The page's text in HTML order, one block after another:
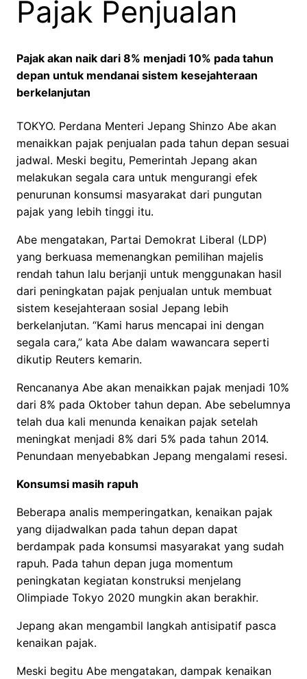
Pajak Penjualan
Pajak akan naik dari 8% menjadi 10% pada tahun
depan untuk mendanai sistem kesejahteraan
berkelanjutan
TOKYO. Perdana Menteri Jepang Shinzo Abe akan
menaikkan pajak penjualan pada tahun depan sesuai
jadwal. Meski begitu, Pemerintah Jepang akan
melakukan segala cara untuk mengurangi efek
penurunan konsumsi masyarakat dari pungutan
pajak yang lebih tinggi itu.
Abe mengatakan, Partai Demokrat Liberal (LDP)
yang berkuasa memenangkan pemilihan majelis
rendah tahun lalu berjanji untuk menggunakan hasil
dari peningkatan pajak penjualan untuk membuat
sistem kesejahteraan sosial Jepang lebih
berkelanjutan. “Kami harus mencapai ini dengan
segala cara,” kata Abe dalam wawancara seperti
dikutip Reuters kemarin.
Rencananya Abe akan menaikkan pajak menjadi 10%
dari 8% pada Oktober tahun depan. Abe sebelumnya
telah dua kali menunda kenaikan pajak setelah
meningkat menjadi 8% dari 5% pada tahun 2014.
Penundaan menyebabkan Jepang mengalami resesi.
Konsumsi masih rapuh
Beberapa analis memperingatkan, kenaikan pajak
yang dijadwalkan pada tahun depan dapat
berdampak pada konsumsi masyarakat yang sudah
rapuh. Pada tahun depan juga momentum
peningkatan kegiatan konstruksi menjelang
Olimpiade Tokyo 2020 mungkin akan berakhir.
Jepang akan mengambil langkah antisipatif pasca
kenaikan pajak.
Meski begitu Abe mengatakan, dampak kenaikan